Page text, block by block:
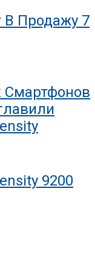
В Продажу 7
9200